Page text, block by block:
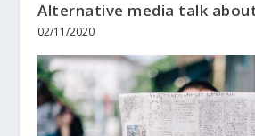
Alternative media talk about
02/11/2020